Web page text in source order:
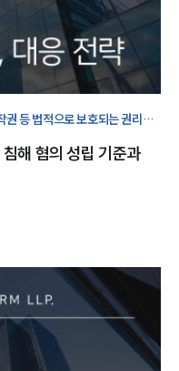
등 법적으로 보호되는 권리를
해 혐의 성립 기준과